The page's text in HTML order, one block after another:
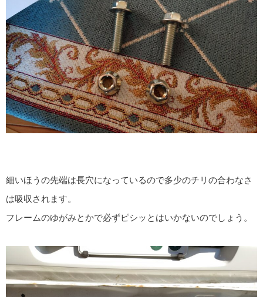
細いほうの先端は長穴になっているので多少のチリの合わなさ
は吸収されます。
フレームのゆがみとかで必ずピシッとはいかないのでしょう。